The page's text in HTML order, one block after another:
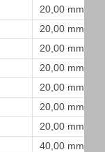
20,00 mm
20,00 mm
20,00 mm
20,00 mm
20,00 mm
20,00 mm
20,00 mm
40,00 mm